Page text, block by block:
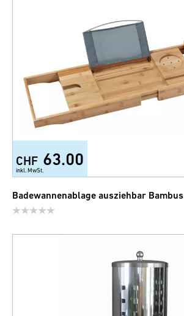
CHF 63.00
inkl. MwSt.
Badewannenablage ausziehbar Bambus